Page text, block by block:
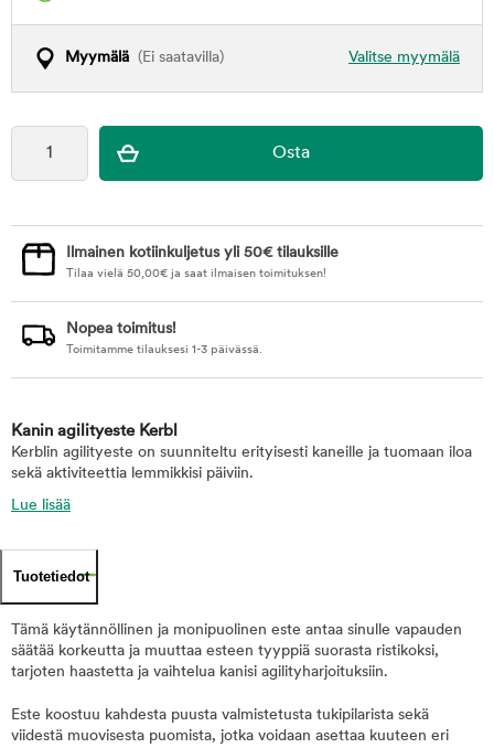
Valitse myymälä
Myymälä (Ei saatavilla)
Ilmainen kotiinkuljetus yli 50€ tilauksille
Tilaa vielä 50,00€ ja saat ilmaisen toimituksen!
Nopea toimitus!
Toimitamme tilauksesi 1-3 päivässä.
Kanin agilityeste Kerbl
Kerblin agilityeste on suunniteltu erityisesti kaneille ja tuomaan iloa
sekä aktiviteettia lemmikkisi päiviin.
Lue lisää
Tuotetiedot
Tämä käytännöllinen ja monipuolinen este antaa sinulle vapauden
säätää korkeutta ja muuttaa esteen tyyppiä suorasta ristikoksi,
tarjoten haastetta ja vaihtelua kanisi agilityharjoituksiin.
Este koostuu kahdesta puusta valmistetusta tukipilarista sekä
viidestä muovisesta puomista, jotka voidaan asettaa kuuteen eri